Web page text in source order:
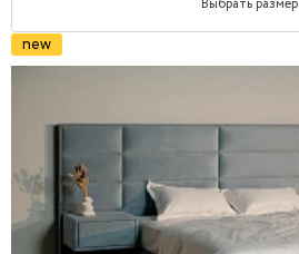
Выбрать размер
new